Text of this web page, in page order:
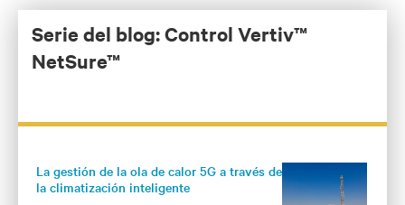
redes críticas. Henrik posee una patente para la
Gestión Inteligente de la Carga: una solución de
software y hardware con la cual monitorear la
distribución eléctrica para una mayor disponibilidad
Serie del blog: Control Vertiv™
NetSure™
La gestión de la ola de calor 5G a través de
la climatización inteligente